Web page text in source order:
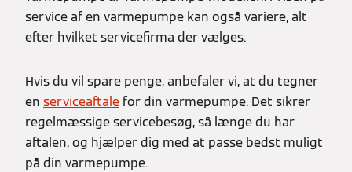
service af en varmepumpe kan også variere, alt
efter hvilket servicefirma der vælges.
Hvis du vil spare penge, anbefaler vi, at du tegner
en serviceaftale for din varmepumpe. Det sikrer
regelmæssige servicebesøg, så længe du har
aftalen, og hjælper dig med at passe bedst muligt
på din varmepumpe.